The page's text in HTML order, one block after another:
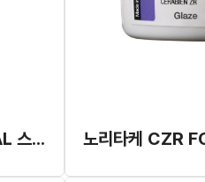
노리타케 CZR EXTERNAL 스테인 글레이즈